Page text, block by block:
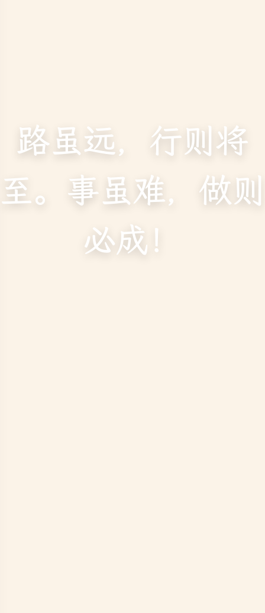
路虽远，行则将
至。事虽难，做则
必成！